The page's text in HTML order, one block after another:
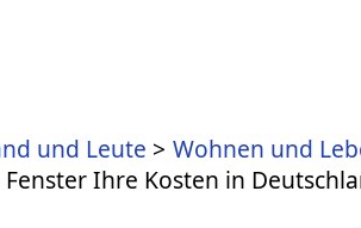
und Leute
Wohnen und
Ihre Kosten in